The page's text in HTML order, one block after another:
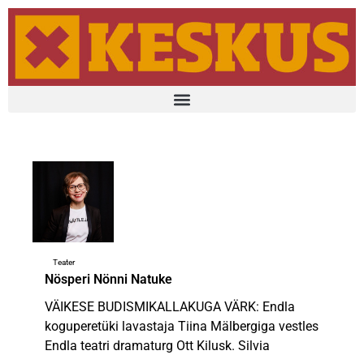
Teater
Nösperi Nönni Natuke
VÄIKESE BUDISMIKALLAKUGA VÄRK: Endla
koguperetüki lavastaja Tiina Mälbergiga vestles
Endla teatri dramaturg Ott Kilusk. Silvia